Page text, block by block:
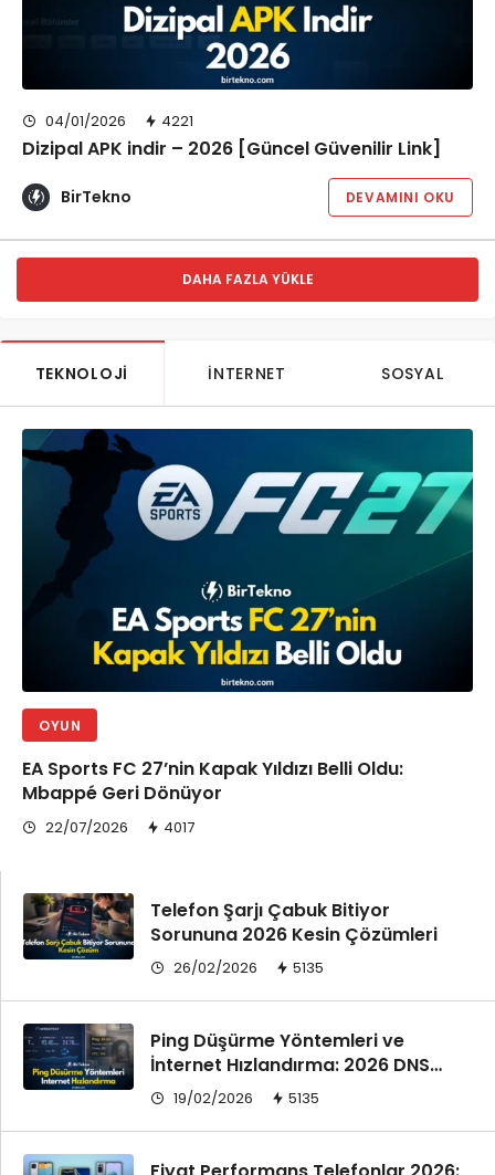
04/01/2026 4221
Dizipal APK indir – 2026 [Güncel Güvenilir Link]
BirTekno DEVAMINI OKU
DAHA FAZLA YÜKLE
TEKNOLOJI İNTERNET SOSYAL
OYUN
EA Sports FC 27’nin Kapak Yıldızı Belli Oldu:
Mbappé Geri Dönüyor
22/07/2026 4017
Telefon Şarjı Çabuk Bitiyor
Sorununa 2026 Kesin Çözümleri
26/02/2026 5135
Ping Düşürme Yöntemleri ve
İnternet Hızlandırma: 2026 DNS
Ayarları
19/02/2026 5135